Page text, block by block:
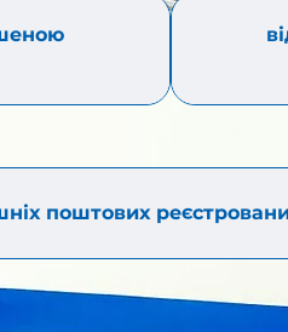
поштових